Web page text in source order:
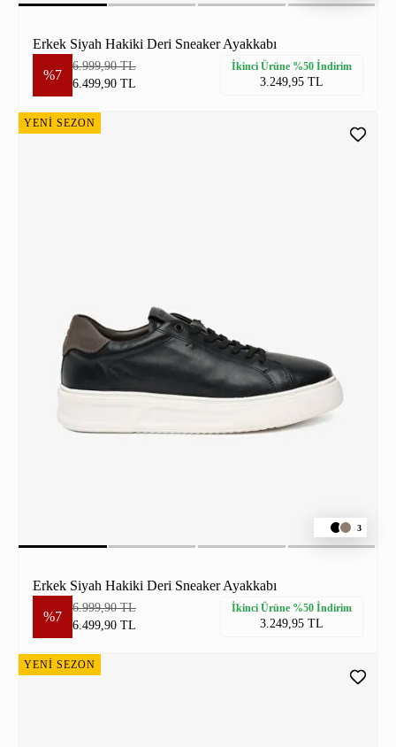
Erkek Siyah Hakiki Deri Sneaker Ayakkabı
%7
6.999,90 TL
6.499,90 TL
İkinci Ürüne %50 İndirim
3.249,95 TL
YENİ SEZON
3
Erkek Siyah Hakiki Deri Sneaker Ayakkabı
%7
6.999,90 TL
6.499,90 TL
İkinci Ürüne %50 İndirim
3.249,95 TL
YENİ SEZON